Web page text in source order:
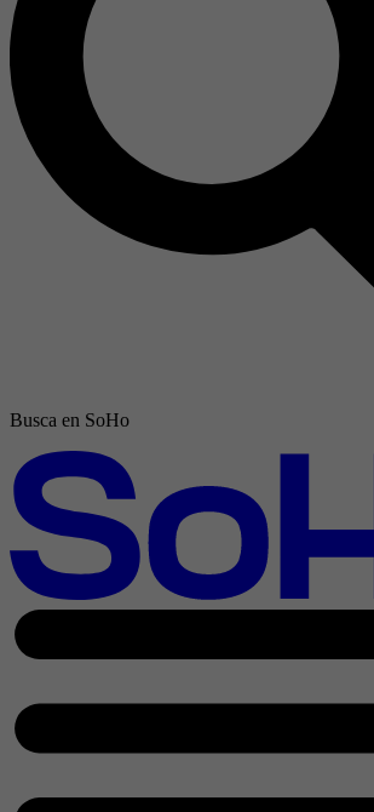
Busca en SoHo